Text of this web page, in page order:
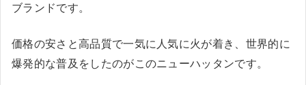
ブランドです。
価格の安さと高品質で一気に人気に火が着き、世界的に
爆発的な普及をしたのがこのニューハッタンです。